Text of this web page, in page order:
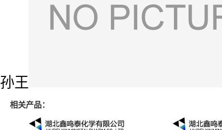
孙王
相关产品：